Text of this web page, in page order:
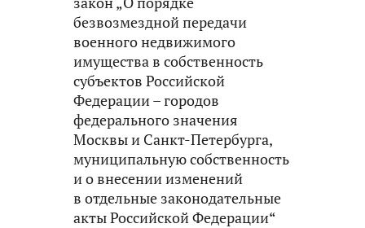
безвозмездной передачи
военного недвижимого
имущества в собственность
субъектов Российской
Федерации – городов
федерального значения
Москвы и Санкт-Петербурга,
муниципальную собственность
и о внесении изменений
в отдельные законодательные
акты Российской Федерации“